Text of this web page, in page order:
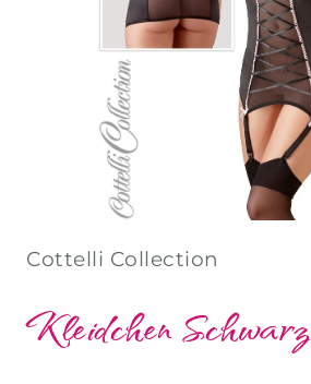
Cottelli Collection
Kleidchen Schwarz